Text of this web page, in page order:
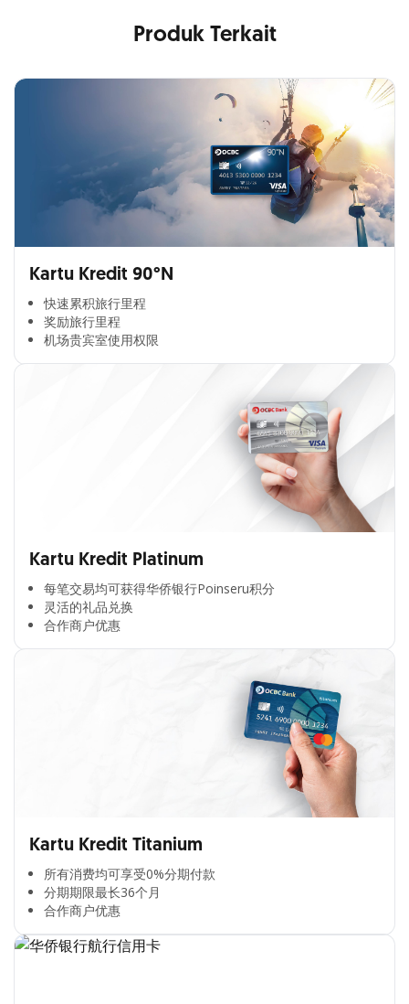
Produk Terkait
Kartu Kredit 90°N
快速累积旅行里程​
奖励旅行里程​
机场贵宾室使用权限​
Kartu Kredit Platinum
每笔交易均可获得华侨银行Poinseru积分​
灵活的礼品兑换​
合作商户优惠​
Kartu Kredit Titanium
所有消费均可享受0%分期付款​
分期期限最长36个月​
合作商户优惠​